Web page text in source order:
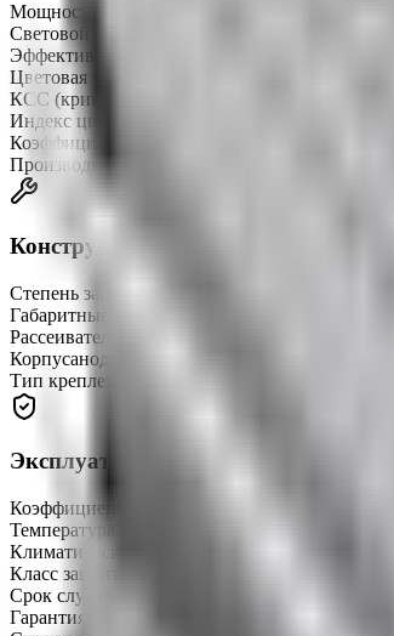
Мощность
Световой поток
Эффективность
Цветовая температура
КСС (кривая силы света)
Индекс цветопередачи (CRI)
Коэффициент пульсации (Кп)
Производитель светодиодов
Конструкция
Степень защиты
Габаритные размеры
Рассеиватель
Корпусанодированный алюминиевый профиль
Тип крепления
Эксплуатация и надёжность
Коэффициент мощности (Pf)
Температура эксплуатации
Климатическое исполнение
Класс защиты от поражения током
Срок службы
Гарантия